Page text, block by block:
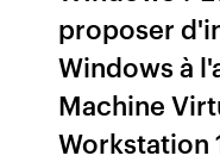
proposer
Windows à
Machine
Workstation